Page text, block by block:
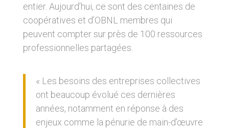
entier. Aujourd’hui, ce sont des centaines de
coopératives et d’OBNL membres qui
peuvent compter sur près de 100 ressources
professionnelles partagées.
« Les besoins des entreprises collectives
ont beaucoup évolué ces dernières
années, notamment en réponse à des
enjeux comme la pénurie de main-d’œuvre